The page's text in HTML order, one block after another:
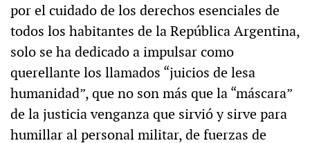
por el cuidado de los derechos esenciales de
todos los habitantes de la República Argentina,
solo se ha dedicado a impulsar como
querellante los llamados “juicios de lesa
humanidad”, que no son más que la “máscara”
de la justicia venganza que sirvió y sirve para
humillar al personal militar, de fuerzas de